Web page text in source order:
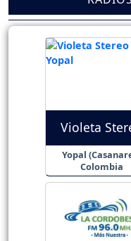
Violeta
Yopal
Colombia